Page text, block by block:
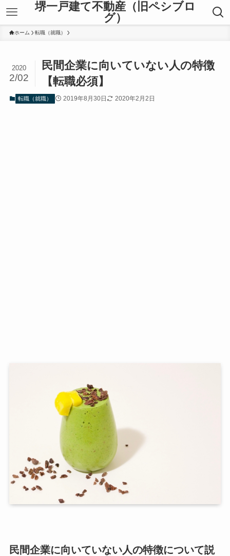
堺一戸建て不動産（旧ペシブロ
グ）
ホーム 転職（就職）
民間企業に向いていない人の特徴
【転職必須】
2020
2/02
転職（就職） 2019年8月30日 2020年2月2日
民間企業に向いていない人の特徴について説